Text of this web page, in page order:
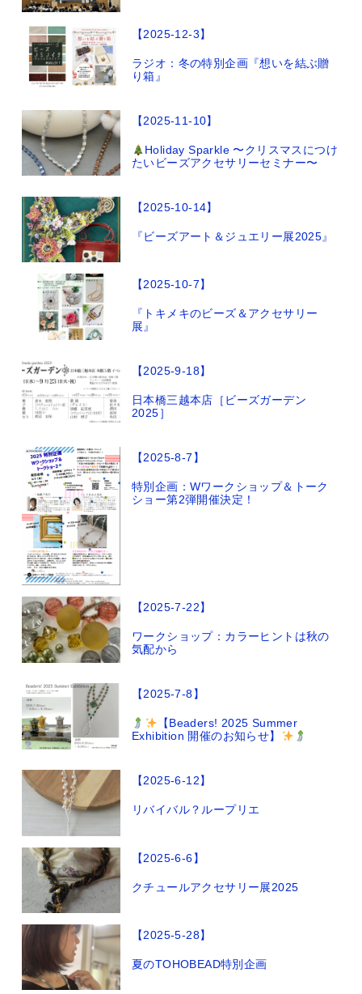
【2025-12-3】
ラジオ：冬の特別企画『想いを結ぶ贈
り箱』
【2025-11-10】
Holiday Sparkle 〜クリスマスにつけ
たいビーズアクセサリーセミナー〜
【2025-10-14】
『ビーズアート＆ジュエリー展2025』
【2025-10-7】
『トキメキのビーズ＆アクセサリー
展』
【2025-9-18】
日本橋三越本店［ビーズガーデン
2025］
【2025-8-7】
特別企画：Wワークショップ＆トーク
ショー第2弾開催決定！
【2025-7-22】
ワークショップ：カラーヒントは秋の
気配から
【2025-7-8】
【Beaders! 2025 Summer
Exhibition 開催のお知らせ】
【2025-6-12】
リバイバル？ループリエ
【2025-6-6】
クチュールアクセサリー展2025
【2025-5-28】
夏のTOHOBEAD特別企画